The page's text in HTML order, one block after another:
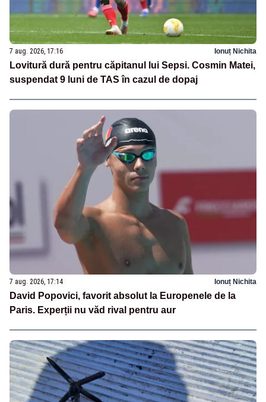
7 aug. 2026, 17:16 Ionuț Nichita
Lovitură dură pentru căpitanul lui Sepsi. Cosmin Matei,
suspendat 9 luni de TAS în cazul de dopaj
7 aug. 2026, 17:14 Ionuț Nichita
David Popovici, favorit absolut la Europenele de la
Paris. Experții nu văd rival pentru aur